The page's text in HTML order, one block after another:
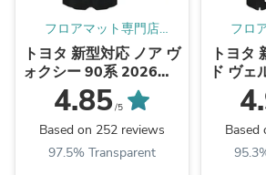
フロアマット専門店
HOTFIELD 公式サイト
トヨタ 新型対応 ノア ヴ
ォクシー 90系 2026年5
月～対応 フロアマット
+ステップマット+トラ
ンクマット ラゲッジマ
ット ◆ジェネラル 日本
製 HOTFIELD
4.85/5
Based on 252 reviews
97.5% Transparent
フロ
トヨタ
ド ヴェ
2026
フロア
マット
ラゲ
Based